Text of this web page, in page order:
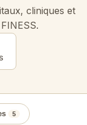
cliniques et
5